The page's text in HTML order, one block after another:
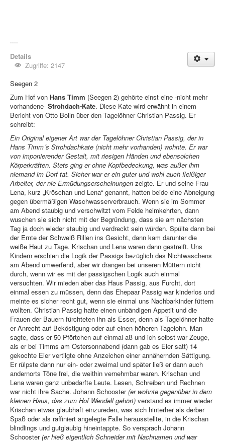
....
Details
Zugriffe: 2147
Seegen 2
Zum Hof von Hans Timm (Seegen 2) gehörte einst eine -nicht mehr
vorhandene- Strohdach-Kate. Diese Kate wird erwähnt in einem
Bericht von Otto Bolln über den Tagelöhner Christian Passig. Er
schreibt:
Ein Original eigener Art war der Tagelöhner Christian Passig, der in
Hans Timm´s Strohdachkate (nicht mehr vorhanden) wohnte. Er war
von imponierender Gestalt, mit riesigen Händen und ebensolchen
Körperkräften. Stets ging er ohne Kopfbedeckung, was außer ihm
niemand im Dorf tat. Sicher war er ein guter und wohl auch fleißiger
Arbeiter, der nie Ermüdungserscheinungen zeigte. Er und seine Frau
Lena, kurz „Kröschan und Lena“ genannt, hatten beide eine Abneigung
gegen übermäßigen Waschwasserverbrauch. Wenn sie im Sommer
am Abend staubig und verschwitzt vom Felde heimkehrten, dann
wuschen sie sich nicht mit der Begründung, dass sie am nächsten
Tag ja doch wieder staubig und verdreckt sein würden. Spülte dann bei
der Ernte der Schweiß Rillen ins Gesicht, dann kam darunter die
weiße Haut zu Tage. Krischan und Lena waren dann gestreift. Uns
Kindern erschien die Logik der Passigs bezüglich des Nichtwaschens
am Abend umwerfend, aber wir drangen bei unseren Müttern nicht
durch, wenn wir es mit der passigschen Logik auch einmal
versuchten. Wir mieden aber das Haus Passig, aus Furcht, dort
einmal essen zu müssen, denn das Ehepaar Passig war kinderlos und
meinte es sicher recht gut, wenn sie einmal uns Nachbarkinder füttern
wollten. Christian Passig hatte einen unbändigen Appetit und die
Frauen der Bauern fürchteten ihn als Esser, denn als Tagelöhner hatte
er Anrecht auf Beköstigung oder auf einen höheren Tagelohn. Man
sagte, dass er 50 Pförtchen auf einmal aß und ich selbst war Zeuge,
als er bei Timms am Ostersonnabend (dann gab es Eier satt) 14
gekochte Eier vertilgte ohne Anzeichen einer annähernden Sättigung.
Er rülpste dann nur ein- oder zweimal und später ließ er dann auch
andernorts Töne frei, die weithin vernehmbar waren. Krischan und
Lena waren ganz unbedarfte Leute. Lesen, Schreiben und Rechnen
war nicht ihre Sache. Johann Schooster(er wohnte gegenüber in dem
kleinen Haus, das zum Hof Wendell gehört) verstand es immer wieder
Krischan etwas glaubhaft einzureden, was sich hinterher als derber
Spaß oder als raffiniert angelegte Falle herausstellte, in die Krischan
blindlings und gutgläubig hineintappte. So versprach Johann
Schooster(er hieß eigentlich Schneider mit Nachnamen und war